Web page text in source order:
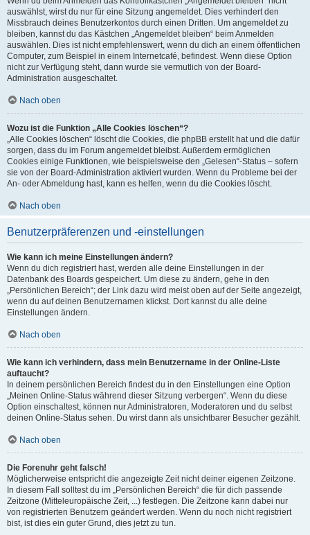
auswählst, wirst du nur für eine Sitzung angemeldet. Dies verhindert den
Missbrauch deines Benutzerkontos durch einen Dritten. Um angemeldet zu
bleiben, kannst du das Kästchen „Angemeldet bleiben“ beim Anmelden
auswählen. Dies ist nicht empfehlenswert, wenn du dich an einem öffentlichen
Computer, zum Beispiel in einem Internetcafé, befindest. Wenn diese Option
nicht zur Verfügung steht, dann wurde sie vermutlich von der Board-
Administration ausgeschaltet.
Nach oben
Wozu ist die Funktion „Alle Cookies löschen“?
„Alle Cookies löschen“ löscht die Cookies, die phpBB erstellt hat und die dafür
sorgen, dass du im Forum angemeldet bleibst. Außerdem ermöglichen
Cookies einige Funktionen, wie beispielsweise den „Gelesen“-Status – sofern
sie von der Board-Administration aktiviert wurden. Wenn du Probleme bei der
An- oder Abmeldung hast, kann es helfen, wenn du die Cookies löscht.
Nach oben
Benutzerpräferenzen und -einstellungen
Wie kann ich meine Einstellungen ändern?
Wenn du dich registriert hast, werden alle deine Einstellungen in der
Datenbank des Boards gespeichert. Um diese zu ändern, gehe in den
„Persönlichen Bereich“; der Link dazu wird meist oben auf der Seite angezeigt,
wenn du auf deinen Benutzernamen klickst. Dort kannst du alle deine
Einstellungen ändern.
Nach oben
Wie kann ich verhindern, dass mein Benutzername in der Online-Liste
auftaucht?
In deinem persönlichen Bereich findest du in den Einstellungen eine Option
„Meinen Online-Status während dieser Sitzung verbergen“. Wenn du diese
Option einschaltest, können nur Administratoren, Moderatoren und du selbst
deinen Online-Status sehen. Du wirst dann als unsichtbarer Besucher gezählt.
Nach oben
Die Forenuhr geht falsch!
Möglicherweise entspricht die angezeigte Zeit nicht deiner eigenen Zeitzone.
In diesem Fall solltest du im „Persönlichen Bereich“ die für dich passende
Zeitzone (Mitteleuropäische Zeit, ...) festlegen. Die Zeitzone kann dabei nur
von registrierten Benutzern geändert werden. Wenn du noch nicht registriert
bist, ist dies ein guter Grund, dies jetzt zu tun.